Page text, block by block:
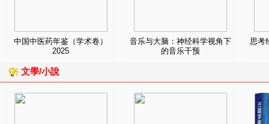
中国中医药年鉴（学术卷）
2025
音乐与大脑：神经科学视角下
的音乐干预
思考
文學/小說